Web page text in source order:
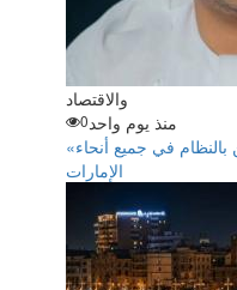
والاقتصاد
منذ يوم واحد0
«الاتحادية للضرائب»: زيادة المتعاملين بالنظام في جميع أنحاء
الإمارات